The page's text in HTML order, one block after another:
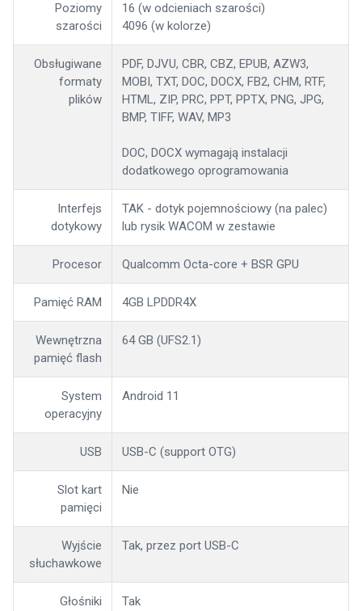
Poziomy
szarości
16 (w odcieniach szarości)
4096 (w kolorze)
Obsługiwane
formaty
plików
PDF, DJVU, CBR, CBZ, EPUB, AZW3,
MOBI, TXT, DOC, DOCX, FB2, CHM, RTF,
HTML, ZIP, PRC, PPT, PPTX, PNG, JPG,
BMP, TIFF, WAV, MP3
DOC, DOCX wymagają instalacji
dodatkowego oprogramowania
Interfejs
dotykowy
TAK - dotyk pojemnościowy (na palec)
lub rysik WACOM w zestawie
Procesor Qualcomm Octa-core + BSR GPU
Pamięć RAM 4GB LPDDR4X
Wewnętrzna
pamięć flash
64 GB (UFS2.1)
System
operacyjny
Android 11
USB USB-C (support OTG)
Slot kart
pamięci
Nie
Wyjście
słuchawkowe
Tak, przez port USB-C
Głośniki
Tak